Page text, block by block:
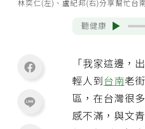
林奕仁(左)、盧紀邦(右)分享幫忙台
聽健康
「我家這邊，
輕人到台南老
區，在台灣很
感不滿，與文